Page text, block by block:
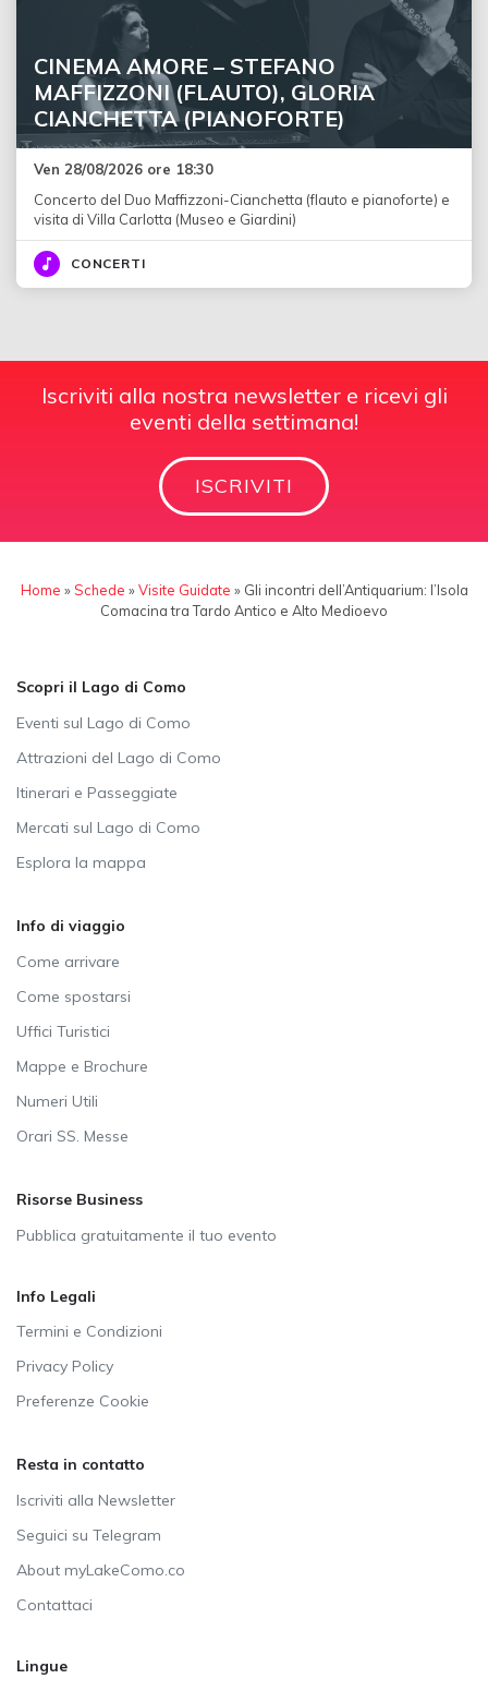
CINEMA AMORE – STEFANO
MAFFIZZONI (FLAUTO), GLORIA
CIANCHETTA (PIANOFORTE)
Ven 28/08/2026 ore 18:30
Concerto del Duo Maffizzoni-Cianchetta (flauto e pianoforte) e
visita di Villa Carlotta (Museo e Giardini)
CONCERTI
Iscriviti alla nostra newsletter e ricevi gli
eventi della settimana!
ISCRIVITI
Home »Schede »Visite Guidate » Gli incontri dell’Antiquarium: l’Isola
Comacina tra Tardo Antico e Alto Medioevo
Scopri il Lago di Como
Eventi sul Lago di Como
Attrazioni del Lago di Como
Itinerari e Passeggiate
Mercati sul Lago di Como
Esplora la mappa
Info di viaggio
Come arrivare
Come spostarsi
Uffici Turistici
Mappe e Brochure
Numeri Utili
Orari SS. Messe
Risorse Business
Pubblica gratuitamente il tuo evento
Info Legali
Termini e Condizioni
Privacy Policy
Preferenze Cookie
Resta in contatto
Iscriviti alla Newsletter
Seguici su Telegram
About myLakeComo.co
Contattaci
Lingue